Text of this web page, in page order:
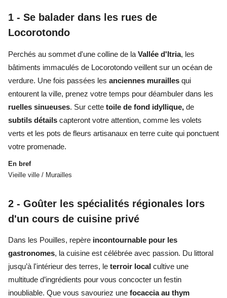
1 - Se balader dans les rues de
Locorotondo
Perchés au sommet d'une colline de la Vallée d'Itria, les
bâtiments immaculés de Locorotondo veillent sur un océan de
verdure. Une fois passées les anciennes murailles qui
entourent la ville, prenez votre temps pour déambuler dans les
ruelles sinueuses. Sur cette toile de fond idyllique, de
subtils détails capteront votre attention, comme les volets
verts et les pots de fleurs artisanaux en terre cuite qui ponctuent
votre promenade.
En bref
Vieille ville / Murailles
2 - Goûter les spécialités régionales lors
d'un cours de cuisine privé
Dans les Pouilles, repère incontournable pour les
gastronomes, la cuisine est célébrée avec passion. Du littoral
jusqu’à l'intérieur des terres, le terroir local cultive une
multitude d’ingrédients pour vous concocter un festin
inoubliable. Que vous savouriez une focaccia au thym